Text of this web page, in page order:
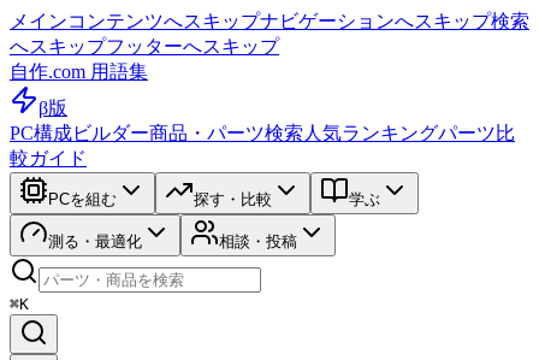
メインコンテンツへスキップナビゲーションへスキップ検索
へスキップフッターへスキップ
自作.com 用語集
β版
PC構成ビルダー商品・パーツ検索 人気ランキングパーツ比
較ガイド
PCを組む 探す・比較 学ぶ
測る・最適化 相談・投稿
⌘K